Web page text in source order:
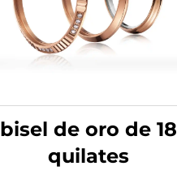
bisel de oro de 18
quilates